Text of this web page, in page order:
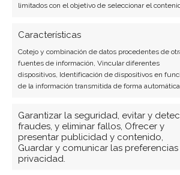
limitados con el objetivo de seleccionar el
Características
Cotejo y combinación de datos procedentes de
fuentes de información, Vincular diferentes
dispositivos, Identificación de dispositivos en
de la información transmitida de forma automática.
Garantizar la seguridad, evitar y
fraudes, y eliminar fallos, Ofrecer y
presentar publicidad y contenido,
Guardar y comunicar las
privacidad.